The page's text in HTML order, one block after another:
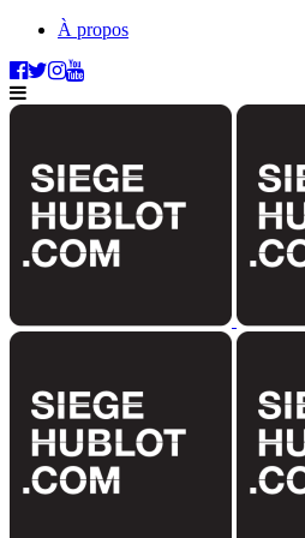
À propos